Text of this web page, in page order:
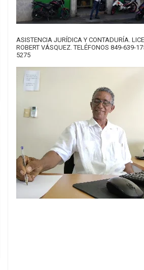
ASISTENCIA JURÍDICA Y CONTADURÍA.
ROBERT VÁSQUEZ. TELÉFONOS 849-639-
5275